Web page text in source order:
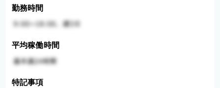
勤務時間
平均稼働時間
特記事項